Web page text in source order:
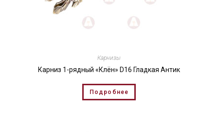
Карнизы
Карниз 1-рядный «Клён» D16 Гладкая Антик
Подробнее